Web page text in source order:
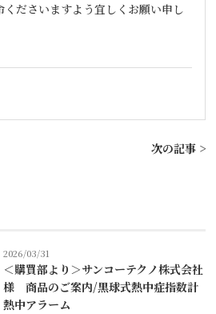
ださいますよう宜しくお願い申し
次の記事 >
2026/03/31
＜購買部より＞サンコーテクノ株式会社
様 商品のご案内/黒球式熱中症指数計
熱中アラーム